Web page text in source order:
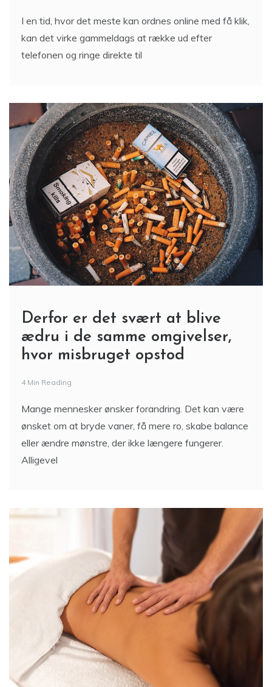
I en tid, hvor det meste kan ordnes online med få klik,
kan det virke gammeldags at række ud efter
telefonen og ringe direkte til
Derfor er det svært at blive
ædru i de samme omgivelser,
hvor misbruget opstod
4 Min Reading
Mange mennesker ønsker forandring. Det kan være
ønsket om at bryde vaner, få mere ro, skabe balance
eller ændre mønstre, der ikke længere fungerer.
Alligevel